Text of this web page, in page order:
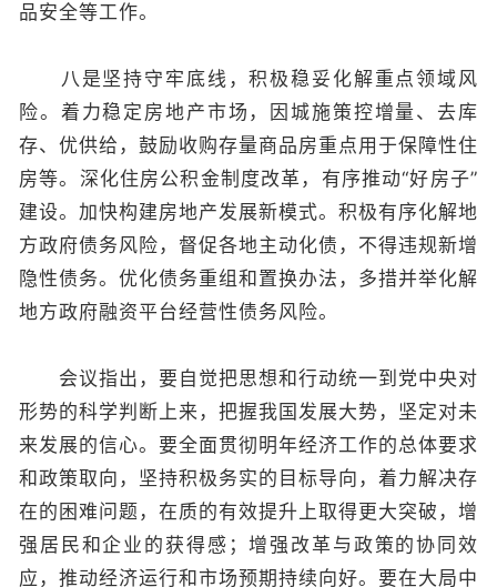
品安全等工作。
八是坚持守牢底线，积极稳妥化解重点领域风
险。着力稳定房地产市场，因城施策控增量、去库
存、优供给，鼓励收购存量商品房重点用于保障性住
房等。深化住房公积金制度改革，有序推动“好房子”
建设。加快构建房地产发展新模式。积极有序化解地
方政府债务风险，督促各地主动化债，不得违规新增
隐性债务。优化债务重组和置换办法，多措并举化解
地方政府融资平台经营性债务风险。
会议指出，要自觉把思想和行动统一到党中央对
形势的科学判断上来，把握我国发展大势，坚定对未
来发展的信心。要全面贯彻明年经济工作的总体要求
和政策取向，坚持积极务实的目标导向，着力解决存
在的困难问题，在质的有效提升上取得更大突破，增
强居民和企业的获得感；增强改革与政策的协同效
应，推动经济运行和市场预期持续向好。要在大局中